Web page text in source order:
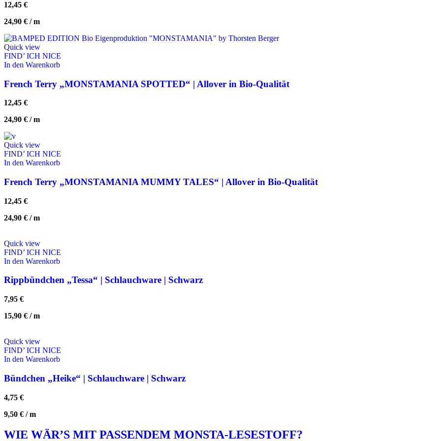
12,45 €
24,90 € /m
Quick view
FIND’ ICH NICE
In den Warenkorb
French Terry „MONSTAMANIA SPOTTED“ | Allover in Bio-Qualität
12,45 €
24,90 € /m
Quick view
FIND’ ICH NICE
In den Warenkorb
French Terry „MONSTAMANIA MUMMY TALES“ | Allover in Bio-Qualität
12,45 €
24,90 € /m
Quick view
FIND’ ICH NICE
In den Warenkorb
Rippbündchen „Tessa“ | Schlauchware | Schwarz
7,95 €
15,90 € /m
Quick view
FIND’ ICH NICE
In den Warenkorb
Bündchen „Heike“ | Schlauchware | Schwarz
4,75 €
9,50 € /m
WIE WÄR’S MIT PASSENDEM MONSTA-LESESTOFF?